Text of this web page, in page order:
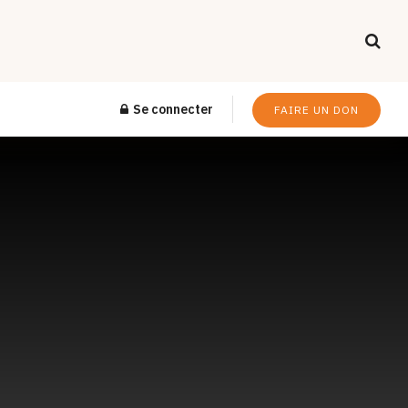
Se connecter FAIRE UN DON